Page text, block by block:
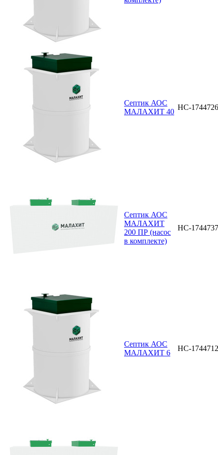
Септик АОС
МАЛАХИТ 40
НС-1744726
Септик АОС
МАЛАХИТ
200 ПР (насос
в комплекте)
НС-1744737
Септик АОС
МАЛАХИТ 6
НС-1744712